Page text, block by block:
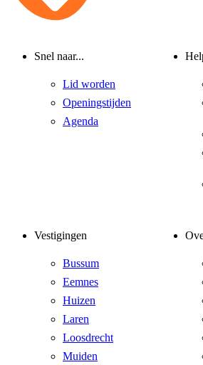
Snel naar...
Lid worden
Openingstijden
Agenda
Vestigingen
Bussum
Eemnes
Huizen
Laren
Loosdrecht
Muiden